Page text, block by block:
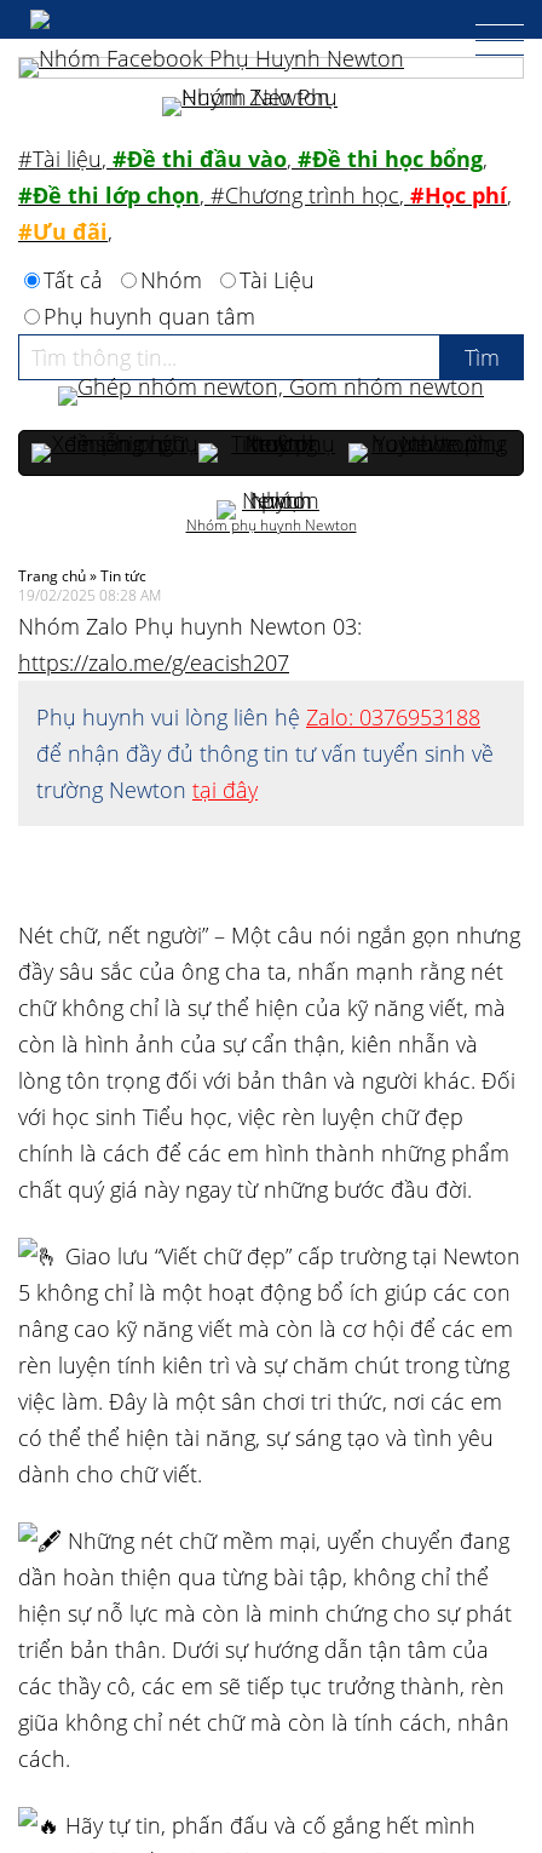
Trang chủ»Tin tức
19/02/2025 08:28 AM
Nhóm Zalo Phụ huynh Newton 03:
https://zalo.me/g/eacish207
Phụ huynh vui lòng liên hệ Zalo: 0376953188
để nhận đầy đủ thông tin tư vấn tuyển sinh về
trường Newton tại đây
Nét chữ, nết người” – Một câu nói ngắn gọn nhưng
đầy sâu sắc của ông cha ta, nhấn mạnh rằng nét
chữ không chỉ là sự thể hiện của kỹ năng viết, mà
còn là hình ảnh của sự cẩn thận, kiên nhẫn và
lòng tôn trọng đối với bản thân và người khác. Đối
với học sinh Tiểu học, việc rèn luyện chữ đẹp
chính là cách để các em hình thành những phẩm
chất quý giá này ngay từ những bước đầu đời.
Giao lưu “Viết chữ đẹp” cấp trường tại Newton
5 không chỉ là một hoạt động bổ ích giúp các con
nâng cao kỹ năng viết mà còn là cơ hội để các em
rèn luyện tính kiên trì và sự chăm chút trong từng
việc làm. Đây là một sân chơi tri thức, nơi các em
có thể thể hiện tài năng, sự sáng tạo và tình yêu
dành cho chữ viết.
Những nét chữ mềm mại, uyển chuyển đang
dần hoàn thiện qua từng bài tập, không chỉ thể
hiện sự nỗ lực mà còn là minh chứng cho sự phát
triển bản thân. Dưới sự hướng dẫn tận tâm của
các thầy cô, các em sẽ tiếp tục trưởng thành, rèn
giũa không chỉ nét chữ mà còn là tính cách, nhân
cách.
Hãy tự tin, phấn đấu và cố gắng hết mình
#Tài liệu, #Đề thi đầu vào, #Đề thi học bổng,
#Đề thi lớp chọn, #Chương trình học, #Học phí,
#Ưu đãi,
Tất cả
Nhóm
Tài Liệu
Phụ huynh quan tâm
Nhóm phụ huynh Newton